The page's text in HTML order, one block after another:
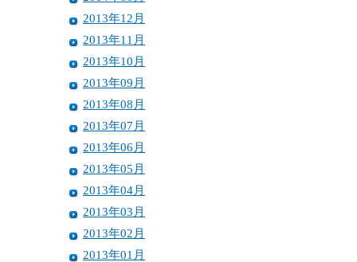
2013年12月
2013年11月
2013年10月
2013年09月
2013年08月
2013年07月
2013年06月
2013年05月
2013年04月
2013年03月
2013年02月
2013年01月